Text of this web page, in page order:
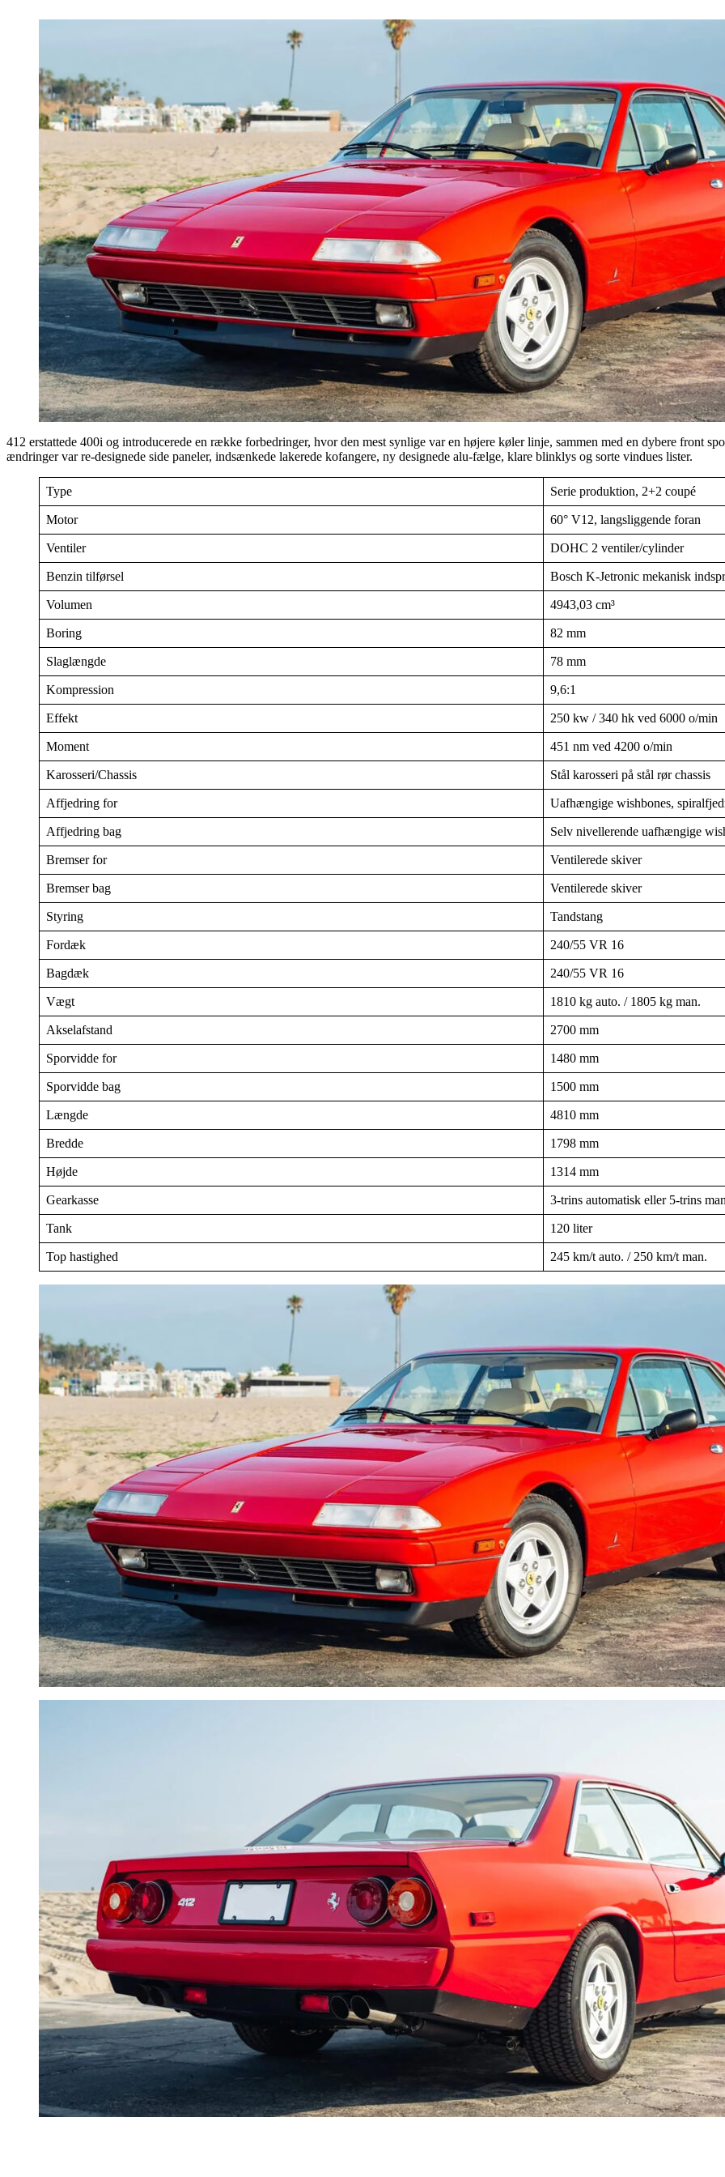
412 erstattede 400i og introducerede en række forbedringer, hvor den mest synlige var en højere køler linje, sammen med en dybere front
ændringer var re-designede side paneler, indsænkede lakerede kofangere, ny designede alu-fælge, klare blinklys og sorte vindues lister.
Type Serie produktion, 2+2 coupé
Motor 60° V12, langsliggende foran
Ventiler DOHC 2 ventiler/cylinder
Benzin tilførsel Bosch K-Jetronic mekanisk
Volumen 4943,03 cm³
Boring 82 mm
Slaglængde 78 mm
Kompression 9,6:1
Effekt 250 kw / 340 hk ved 6000 o/min
Moment 451 nm ved 4200 o/min
Karosseri/Chassis Stål karosseri på stål rør chassis
Affjedring for Uafhængige wishbones,
Affjedring bag Selv nivellerende uafhængige
Bremser for Ventilerede skiver
Bremser bag Ventilerede skiver
Styring Tandstang
Fordæk 240/55 VR 16
Bagdæk 240/55 VR 16
Vægt 1810 kg auto. / 1805 kg man.
Akselafstand 2700 mm
Sporvidde for 1480 mm
Sporvidde bag 1500 mm
Længde 4810 mm
Bredde 1798 mm
Højde 1314 mm
Gearkasse 3-trins automatisk eller 5-trins
Tank 120 liter
Top hastighed 245 km/t auto. / 250 km/t man.